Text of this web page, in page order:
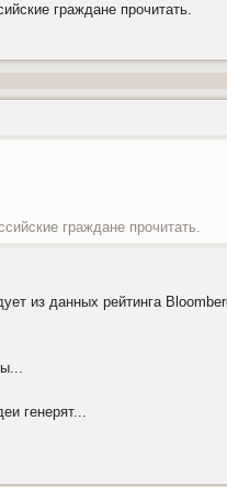
граждане прочитать.
граждане прочитать.
из данных рейтинга
генерят...